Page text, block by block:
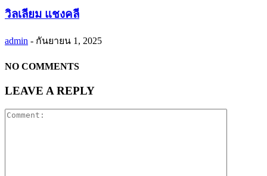
วิลเลียม แชงคลี
admin - กันยายน 1, 2025
NO COMMENTS
LEAVE A REPLY